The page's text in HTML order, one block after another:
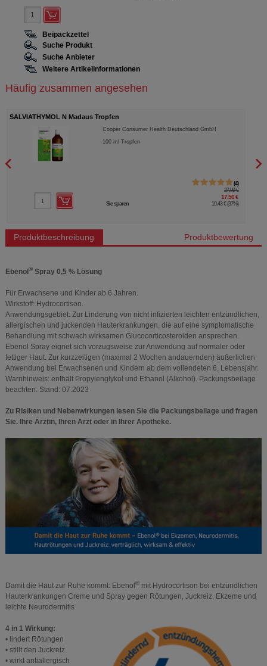
Beipackzettel
Suche Produkt
Suche Anbieter
Weitere Artikelinformationen
Häufig zusammen angesehen
MEDIGEL WUND- UND HEILGEL
MEDICE Arzneimittel Pütter GmbH&Co.KG
50g Gel
6
17,89 €
14,31 €
Sie sparen 3,58 € (20%)
…
Produktbeschreibung Produktbewertung
Ebenol ® Spray 0,5 % Lösung
Für Erwachsene und Kinder ab 6 Jahren.
Wirkstoff: Hydrocortison.
Anwendungsgebiet: Zur Linderung von nicht infizierten leichten entzündlichen,
allergischen und juckenden Hauterkrankungen, die auf eine symptomatische
Behandlung mit schwach wirksamen Glucocorticosteroiden ansprechen.
Ebenol Spray eignet sich vorzugsweise zur Anwendung auf normaler oder
fettiger Haut. Zur kurzzeitigen (maximal 2 Wochen andauernden) äußerlichen
Anwendung bei Erwachsenen und Kindern ab dem vollendeten 6. Lebensjahr.
Warnhinweis: enthält Propylenglykol und Ethanol (Alkohol). Packungsbeilage
beachten. Stand: 07.2023
Zu Risiken und Nebenwirkungen lesen Sie die Packungsbeilage und fragen
Sie. Ihre Ärztin, Ihren Arzt oder in Ihrer Apotheke.
Damit die Haut zur Ruhe kommt: Ebenol ® mit Hydrocortison bei entzündlichen
Hauterkrankungen Creme und Spray gegen Rötungen, Juckreiz, Ekzeme und
leichte Neurodermitis
4 in 1 Wirkung:
• lindert Rötungen
• stillt den Juckreiz
• wirkt antiallergisch